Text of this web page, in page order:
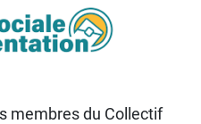
membres du Collectif